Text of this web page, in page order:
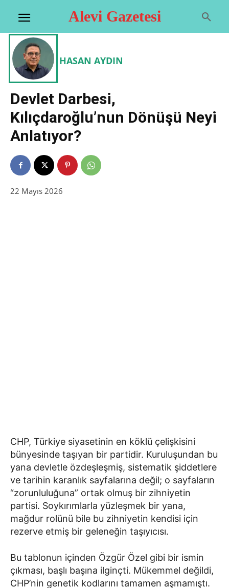
Alevi Gazetesi
HASAN AYDIN
Devlet Darbesi,
Kılıçdaroğlu’nun Dönüşü Neyi
Anlatıyor?
22 Mayıs 2026
CHP, Türkiye siyasetinin en köklü çelişkisini
bünyesinde taşıyan bir partidir. Kuruluşundan bu
yana devletle özdeşleşmiş, sistematik şiddetlere
ve tarihin karanlık sayfalarına değil; o sayfaların
“zorunluluğuna” ortak olmuş bir zihniyetin
partisi. Soykırımlarla yüzleşmek bir yana,
mağdur rolünü bile bu zihniyetin kendisi için
rezerve etmiş bir geleneğin taşıyıcısı.
Bu tablonun içinden Özgür Özel gibi bir ismin
çıkması, başlı başına ilginçti. Mükemmel değildi,
CHP’nin genetik kodlarını tamamen aşmamıştı.